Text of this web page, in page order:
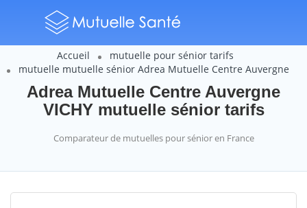
Accueil
mutuelle pour sénior tarifs
mutuelle mutuelle sénior Adrea Mutuelle Centre Auvergne
Adrea Mutuelle Centre Auvergne
VICHY mutuelle sénior tarifs
Comparateur de mutuelles pour sénior en France